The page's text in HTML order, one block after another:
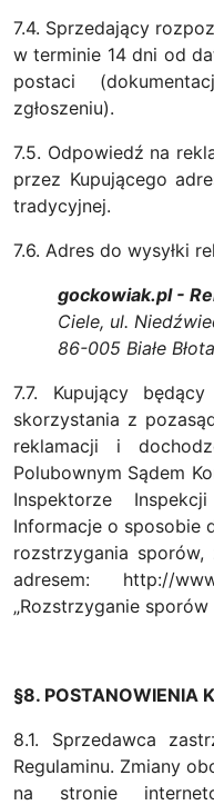
7.4. Sprzedający
w terminie 14 dni od
postaci
zgłoszeniu).
7.5. Odpowiedź na
przez Kupującego
tradycyjnej.
7.6. Adres do wysyłki
gockowiak.pl -
Ciele, ul.
86-005 Białe Błota
7.7. Kupujący
skorzystania z
reklamacji i
Polubownym Sądem
Inspektorze
Informacje o sposobie
rozstrzygania
adresem: http://
„Rozstrzyganie sporów
§8. POSTANOWIENIA
8.1. Sprzedawca
Regulaminu. Zmiany
na stronie